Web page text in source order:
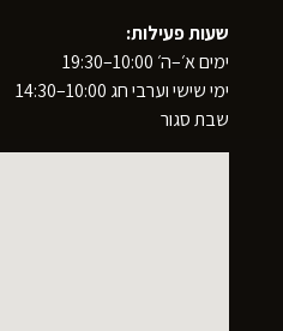
שעות פעילות:
ימים א׳–ה׳ 10:00–19:30
ימי שישי וערבי חג 10:00–14:30
שבת סגור